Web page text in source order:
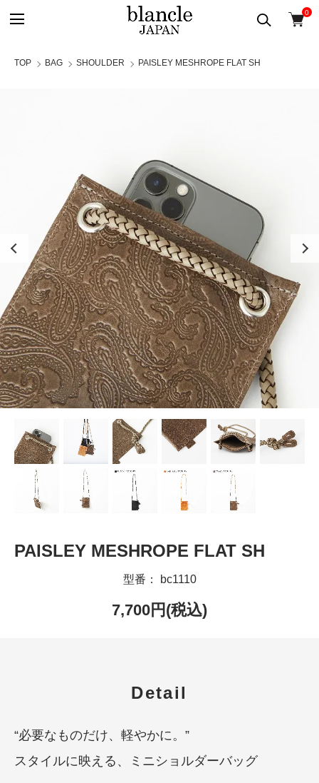
0
TOP BAG SHOULDER PAISLEY MESHROPE FLAT SH
PAISLEY MESHROPE FLAT SH
型番： bc1110
7,700円(税込)
Detail
“必要なものだけ、軽やかに。”
スタイルに映える、ミニショルダーバッグ